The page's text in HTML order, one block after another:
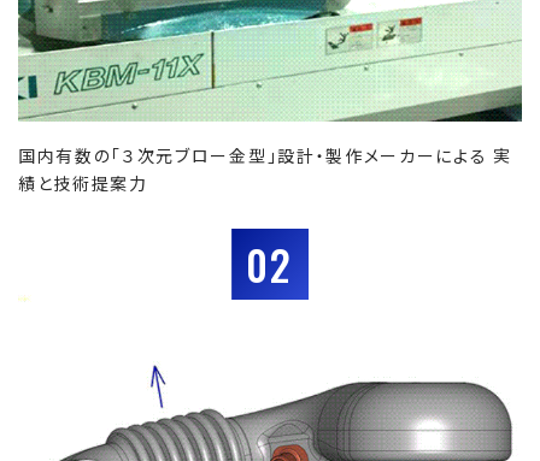
国内有数の「３次元ブロー金型」設計・製作メーカーによる 実
績と技術提案力
02